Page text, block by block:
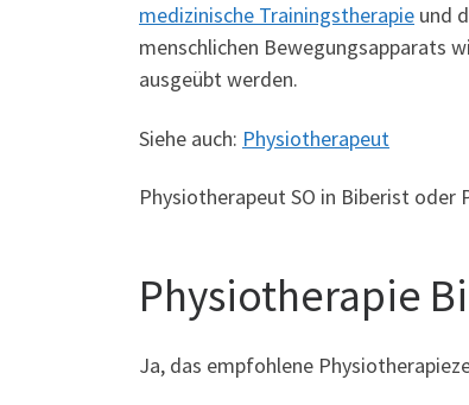
medizinische Trainingstherapie und
menschlichen Bewegungsapparats
ausgeübt werden.
Siehe auch: Physiotherapeut
Physiotherapeut SO in Biberist
Physiotherapie
Ja, das empfohlene